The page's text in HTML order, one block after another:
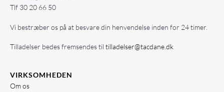
Tlf 30 20 66 50
Vi bestræber os på at besvare din henvendelse inden for 24 timer.
Tilladelser bedes fremsendes til tilladelser@tacdane.dk
VIRKSOMHEDEN
Om os